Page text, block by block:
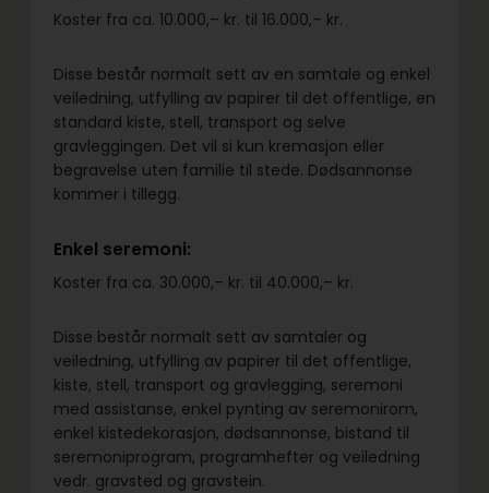
Koster fra ca. 10.000,– kr. til 16.000,– kr.
Disse består normalt sett av en samtale og enkel
veiledning, utfylling av papirer til det offentlige, en
standard kiste, stell, transport og selve
gravleggingen. Det vil si kun kremasjon eller
begravelse uten familie til stede. Dødsannonse
kommer i tillegg.
Enkel seremoni:
Koster fra ca. 30.000,– kr. til 40.000,– kr.
Disse består normalt sett av samtaler og
veiledning, utfylling av papirer til det offentlige,
kiste, stell, transport og gravlegging, seremoni
med assistanse, enkel pynting av seremonirom,
enkel kistedekorasjon, dødsannonse, bistand til
seremoniprogram, programhefter og veiledning
vedr. gravsted og gravstein.